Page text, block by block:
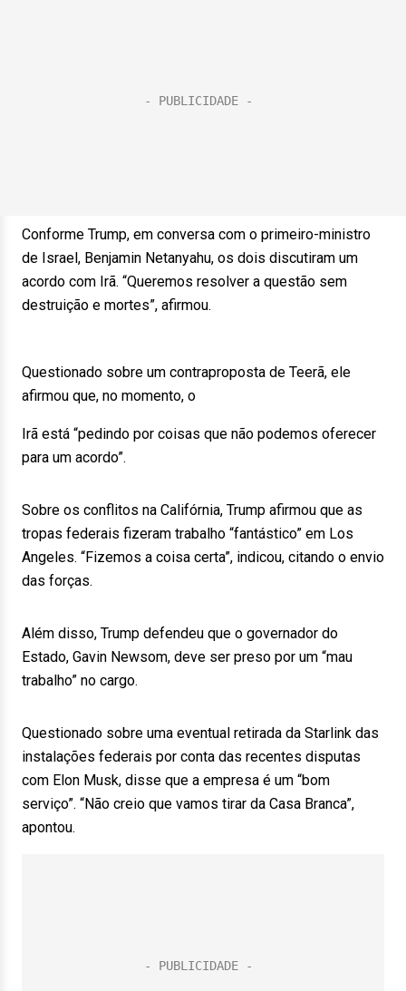
Conforme Trump, em conversa com o primeiro-ministro
de Israel, Benjamin Netanyahu, os dois discutiram um
acordo com Irã. “Queremos resolver a questão sem
destruição e mortes”, afirmou.
Questionado sobre um contraproposta de Teerã, ele
afirmou que, no momento, o
Irã está “pedindo por coisas que não podemos oferecer
para um acordo”.
Sobre os conflitos na Califórnia, Trump afirmou que as
tropas federais fizeram trabalho “fantástico” em Los
Angeles. “Fizemos a coisa certa”, indicou, citando o envio
das forças.
Além disso, Trump defendeu que o governador do
Estado, Gavin Newsom, deve ser preso por um “mau
trabalho” no cargo.
Questionado sobre uma eventual retirada da Starlink das
instalações federais por conta das recentes disputas
com Elon Musk, disse que a empresa é um “bom
serviço”. “Não creio que vamos tirar da Casa Branca”,
apontou.